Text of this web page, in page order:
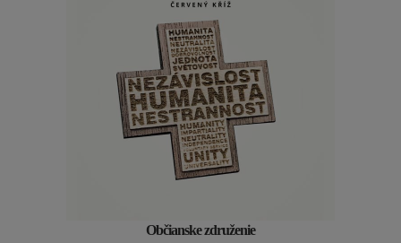
Občianske združenie